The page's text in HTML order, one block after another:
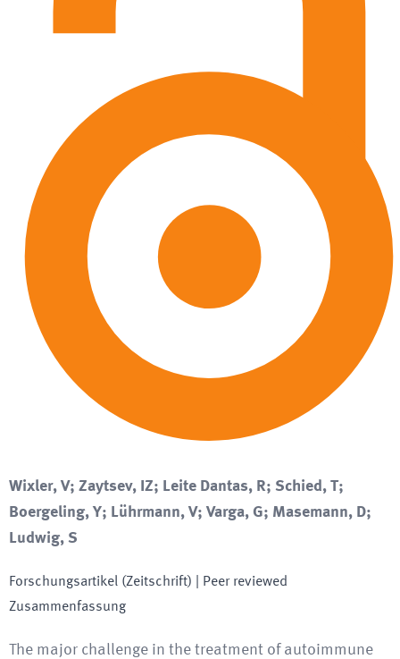
Wixler, V; Zaytsev, IZ; Leite Dantas, R; Schied, T;
Boergeling, Y; Lührmann, V; Varga, G; Masemann, D;
Ludwig, S
Forschungsartikel (Zeitschrift) | Peer reviewed
Zusammenfassung
The major challenge in the treatment of autoimmune